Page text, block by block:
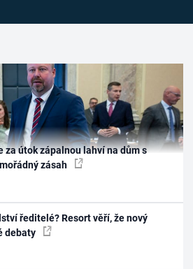
za útok zápalnou lahví na dům s
zásah
ředitelé? Resort věří, že nový
debaty